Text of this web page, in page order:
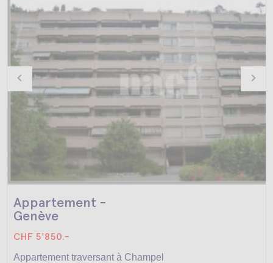
Appartement -
Genève
CHF 5'850.-
Appartement traversant à Champel